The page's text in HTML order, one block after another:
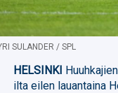
SULANDER / SPL
HELSINKI
ilta eilen lauantaina